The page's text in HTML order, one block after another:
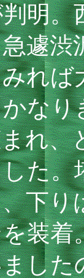
明。
遽渋
れば
な
れ、
た。
下り
装着
した